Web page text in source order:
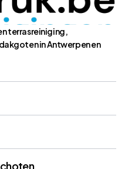
terrasreiniging,
in Antwerpen en